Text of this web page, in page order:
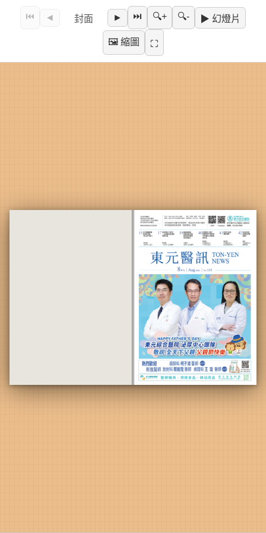
⏮ ◄ 封面 ► ⏭ 🔍+ 🔍- ▶ 幻燈片
🖼 縮圖 ⛶